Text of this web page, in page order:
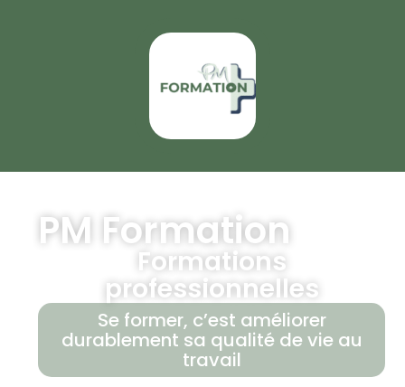
PM Formation
Formations
professionnelles
Se former, c’est améliorer
durablement sa qualité de vie au
travail